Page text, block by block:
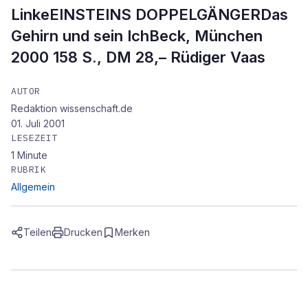
LinkeEINSTEINS DOPPELGÄNGERDas
Gehirn und sein IchBeck, München
2000 158 S., DM 28,– Rüdiger Vaas
AUTOR
Redaktion wissenschaft.de
01. Juli 2001
LESEZEIT
1 Minute
RUBRIK
Allgemein
Teilen Drucken Merken